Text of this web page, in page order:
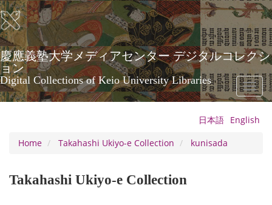
Skip
to
main
content
慶應義塾大学メディアセンター デジタルコレクシ
ョン
Digital Collections of Keio University Libraries
Toggle
日本語 English
Home
Takahashi Ukiyo-e Collection kunisada
Takahashi Ukiyo-e Collection